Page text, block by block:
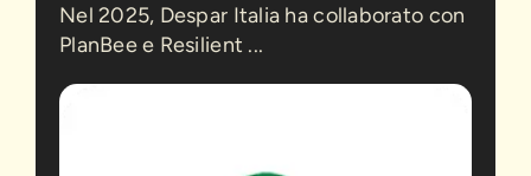
Nel 2025, Despar Italia ha collaborato con
PlanBee e Resilient ...